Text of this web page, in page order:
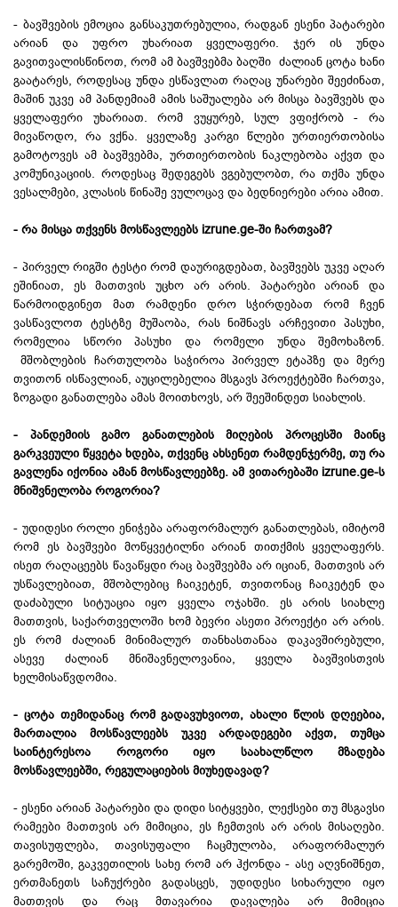
- ბავშვების ემოცია განსაკუთრებულია, რადგან ესენი პატარები
არიან და უფრო უხარიათ ყველაფერი. ჯერ ის უნდა
გავითვალისწინოთ, რომ ამ ბავშვებმა ბაღში ძალიან ცოტა ხანი
გაატარეს, როდესაც უნდა ესწავლათ რაღაც უნარები შეეძინათ,
მაშინ უკვე ამ პანდემიამ ამის საშუალება არ მისცა ბავშვებს და
ყველაფერი უხარიათ. რომ ვუყურებ, სულ ვფიქრობ - რა
მივაწოდო, რა ვქნა. ყველაზე კარგი წლები ურთიერთობისა
გამოტოვეს ამ ბავშვებმა, ურთიერთობის ნაკლებობა აქვთ და
კომუნიკაციის. როდესაც შედეგებს ვგებულობთ, რა თქმა უნდა
ვესალმები, კლასის წინაშე ვულოცავ და ბედნიერები არია ამით.
- რა მისცა თქვენს მოსწავლეებს izrune.ge-ში ჩართვამ?
- პირველ რიგში ტესტი რომ დაურიგდებათ, ბავშვებს უკვე აღარ
ეშინიათ, ეს მათთვის უცხო არ არის. პატარები არიან და
წარმოიდგინეთ მათ რამდენი დრო სჭირდებათ რომ ჩვენ
ვასწავლოთ ტესტზე მუშაობა, რას ნიშნავს არჩევითი პასუხი,
რომელია სწორი პასუხი და რომელი უნდა შემოხაზონ.
მშობლების ჩართულობა საჭიროა პირველ ეტაპზე და მერე
თვითონ ისწავლიან, აუცილებელია მსგავს პროექტებში ჩართვა,
ზოგადი განათლება ამას მოითხოვს, არ შეეშინდეთ სიახლის.
- პანდემიის გამო განათლების მიღების პროცესში მაინც
გარკვეული წყვეტა ხდება, თქვენც ახსენეთ რამდენჯერმე, თუ რა
გავლენა იქონია ამან მოსწავლეებზე. ამ ვითარებაში izrune.ge-ს
მნიშვნელობა როგორია?
- უდიდესი როლი ენიჭება არაფორმალურ განათლებას, იმიტომ
რომ ეს ბავშვები მოწყვეტილნი არიან თითქმის ყველაფერს.
ისეთ რაღაცეებს წავაწყდი რაც ბავშვებმა არ იციან, მათთვის არ
უსწავლებიათ, მშობლებიც ჩაიკეტენ, თვითონაც ჩაიკეტენ და
დაძაბული სიტუაცია იყო ყველა ოჯახში. ეს არის სიახლე
მათთვის, საქართველოში ხომ ბევრი ასეთი პროექტი არ არის.
ეს რომ ძალიან მინიმალურ თანხასთანაა დაკავშირებული,
ასევე ძალიან მნიშავნელოვანია, ყველა ბავშვისთვის
ხელმისაწვდომია.
- ცოტა თემიდანაც რომ გადავუხვიოთ, ახალი წლის დღეებია,
მართალია მოსწავლეებს უკვე არდადეგები აქვთ, თუმცა
საინტერესოა როგორი იყო საახალწლო მზადება
მოსწავლეებში, რეგულაციების მიუხედავად?
- ესენი არიან პატარები და დიდი სიტყვები, ლექსები თუ მსგავსი
რამეები მათთვის არ მიმიცია, ეს ჩემთვის არ არის მისაღები.
თავისუფლება, თავისუფალი ჩაცმულობა, არაფორმალურ
გარემოში, გაკვეთილის სახე რომ არ ჰქონდა - ასე აღვნიშნეთ,
ერთმანეთს საჩუქრები გადასცეს, უდიდესი სიხარული იყო
მათთვის და რაც მთავარია დავალება არ მიმიცია